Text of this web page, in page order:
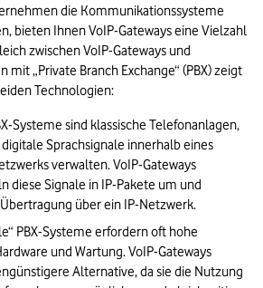
die Kommunikationssysteme
bieten Ihnen VoIP-Gateways eine Vielzahl
zwischen VoIP-Gateways und
„Private Branch Exchange“ (PBX) zeigt
Technologien:
Systeme sind klassische Telefonanlagen,
Sprachsignale innerhalb eines
verwalten. VoIP-Gateways
diese Signale in IP-Pakete um und
über ein IP-Netzwerk.
PBX-Systeme erfordern oft hohe
und Wartung. VoIP-Gateways
Alternative, da sie die Nutzung